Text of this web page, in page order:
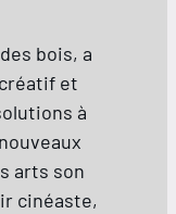
bois, a
et
à
arts son
cinéaste,